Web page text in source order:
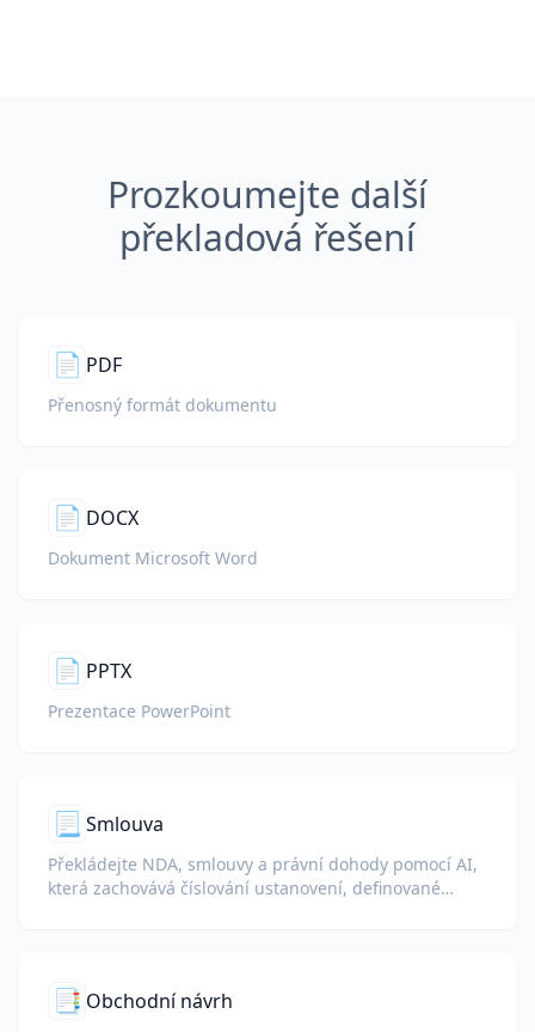
Prozkoumejte další
překladová řešení
📄 PDF
Přenosný formát dokumentu
📄 DOCX
Dokument Microsoft Word
📄 PPTX
Prezentace PowerPoint
📃 Smlouva
Překládejte NDA, smlouvy a právní dohody pomocí AI,
která zachovává číslování ustanovení, definované
📑 Obchodní návrh